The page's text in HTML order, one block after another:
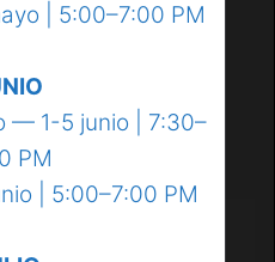
| 5:00–7:00 PM
— 1-5 junio | 7:30–
PM
| 5:00–7:00 PM